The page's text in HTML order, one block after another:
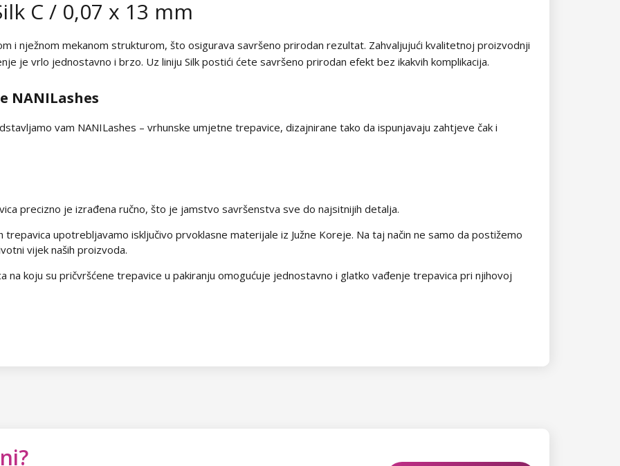
C / 0,07 x 13 mm
i nježnom mekanom strukturom, što osigurava savršeno prirodan rezultat. Zahvaljujući kvalitetnoj proizvodnji
je vrlo jednostavno i brzo. Uz liniju Silk postići ćete savršeno prirodan efekt bez ikakvih komplikacija.
NANILashes
vam NANILashes – vrhunske umjetne trepavice, dizajnirane tako da ispunjavaju zahtjeve čak i
precizno je izrađena ručno, što je jamstvo savršenstva sve do najsitnijih detalja.
trepavica upotrebljavamo isključivo prvoklasne materijale iz Južne Koreje. Na taj način ne samo da postižemo
vijek naših proizvoda.
na koju su pričvršćene trepavice u pakiranju omogućuje jednostavno i glatko vađenje trepavica pri njihovoj